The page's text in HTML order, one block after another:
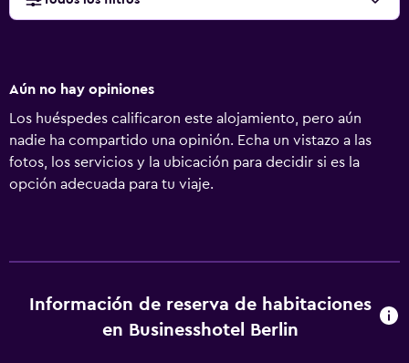
Aún no hay opiniones
Los huéspedes calificaron este alojamiento, pero aún
nadie ha compartido una opinión. Echa un vistazo a las
fotos, los servicios y la ubicación para decidir si es la
opción adecuada para tu viaje.
Información de reserva de habitaciones
en Businesshotel Berlin